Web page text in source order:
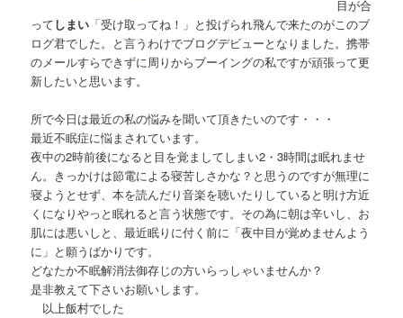
目が合
ってしまい 「受け取ってね！」と投げられ飛んで来たのがこのブ
ログ君でした。と言うわけでブログデビューとなりました。携帯
のメールすらできずに周りからブーイングの私ですが頑張って更
新したいと思います。
所で今日は最近の私の悩みを聞いて頂きたいのです・・・
最近不眠症に悩まされています。
夜中の2時前後になると目を覚ましてしまい2・3時間は眠れませ
ん。きっかけは節電による寝苦しさかな？と思うのですが無理に
寝ようとせず、本を読んだり音楽を聴いたりしていると明け方近
くになりやっと眠れると言う状態です。その為に朝は辛いし、お
肌には悪いしと、最近眠りに付く前に「夜中目が覚めませんよう
に」と願うばかりです。
どなたか不眠解消法御存じの方いらっしゃいませんか？
是非教えて下さいお願いします。
以上飯村でした